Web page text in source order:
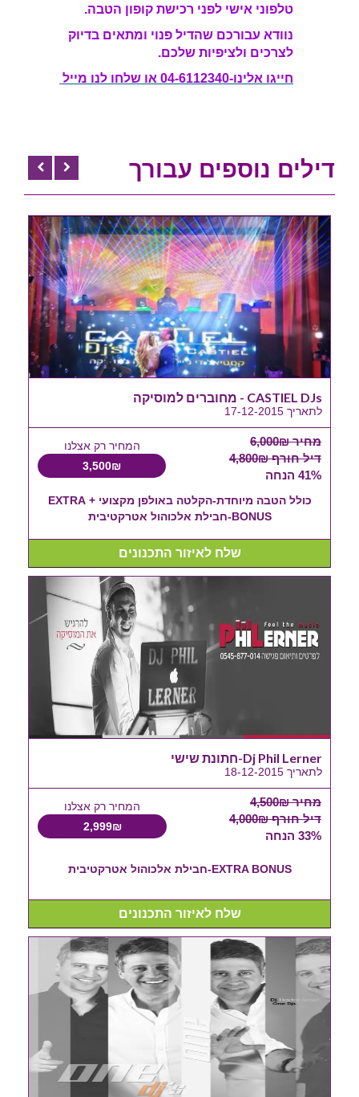
טלפוני אישי לפני רכישת קופון הטבה.
נוודא עבורכם שהדיל פנוי ומתאים בדיוק
לצרכים ולציפיות שלכם.
חייגו אלינו-04-6112340 או שלחו לנו מייל
דילים נוספים עבורך
CASTIEL DJs - מחוברים למוסיקה
לתאריך 17-12-2015
מחיר 6,000₪
דיל חורף 4,800₪
41% הנחה
המחיר רק אצלנו
3,500₪
כולל הטבה מיוחדת-הקלטה באולפן מקצועי + EXTRA
BONUS-חבילת אלכוהול אטרקטיבית
שלח לאיזור התכנונים
Dj Phil Lerner-חתונת שישי
לתאריך 18-12-2015
מחיר 4,500₪
דיל חורף 4,000₪
33% הנחה
המחיר רק אצלנו
2,999₪
EXTRA BONUS-חבילת אלכוהול אטרקטיבית
שלח לאיזור התכנונים